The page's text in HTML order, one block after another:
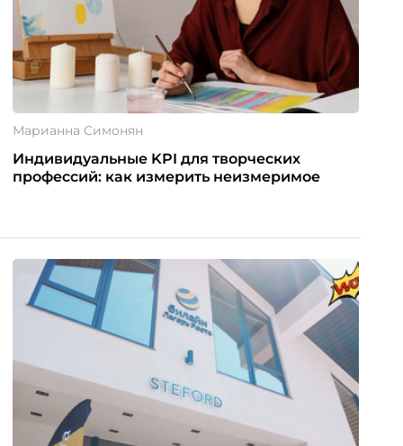
Марианна Симонян
Индивидуальные KPI для творческих
профессий: как измерить неизмеримое